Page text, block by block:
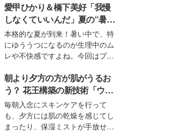
愛甲ひかり＆橋下美好「我慢
しなくていいんだ」夏の“暑さ
対策”の新しい選択肢とは？
本格的な夏が到来！暑い中で、特
にゆううつになるのが生理中のム
レや不快感ですよね。今回はプラ
モデル・愛甲ひかりさんと橋下美
好さんを迎えて本音で女子会トー
ク。猛暑のお出かけを快適に過ご
すヒントや、2人が感動した夏の
生理の新常識にも迫りました。
朝より夕方の方が肌がうるお
う？ 花王構築の新技術「ウォ
ーターキャプチャリングスキ
ン（捕水肌）」がスキンケア
の常識を変える予感
毎朝入念にスキンケアを行って
も、夕方には肌の乾燥を感じてし
まったり、保湿ミストが手放せな